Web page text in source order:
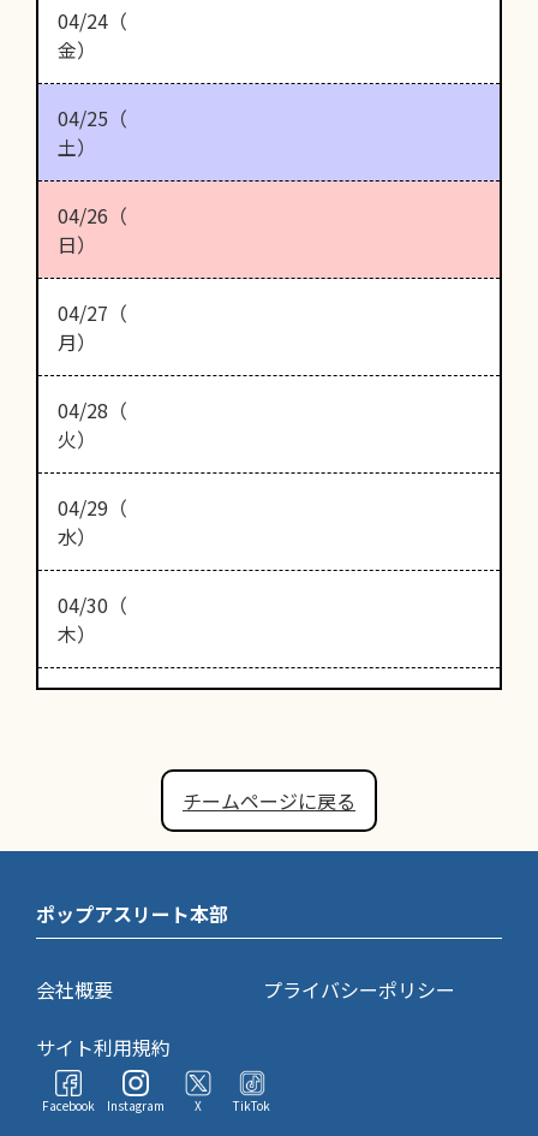
04/24（
金）
04/25（
土）
04/26（
日）
04/27（
月）
04/28（
火）
04/29（
水）
04/30（
木）
チームページに戻る
ポップアスリート本部
会社概要
プライバシーポリシー
サイト利用規約
Facebook Instagram X TikTok